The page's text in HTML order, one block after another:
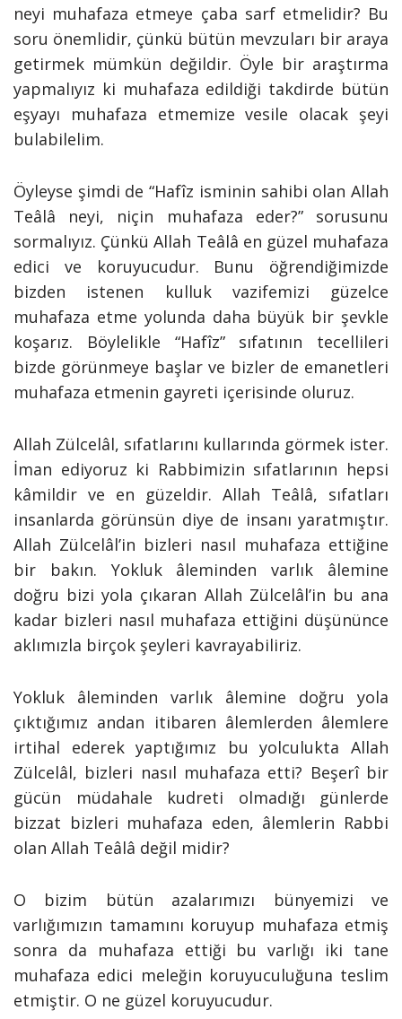
neyi muhafaza etmeye çaba sarf etmelidir? Bu
soru önemlidir, çünkü bütün mevzuları bir araya
getirmek mümkün değildir. Öyle bir araştırma
yapmalıyız ki muhafaza edildiği takdirde bütün
eşyayı muhafaza etmemize vesile olacak şeyi
bulabilelim.
Öyleyse şimdi de “Hafîz isminin sahibi olan Allah
Teâlâ neyi, niçin muhafaza eder?” sorusunu
sormalıyız. Çünkü Allah Teâlâ en güzel muhafaza
edici ve koruyucudur. Bunu öğrendiğimizde
bizden istenen kulluk vazifemizi güzelce
muhafaza etme yolunda daha büyük bir şevkle
koşarız. Böylelikle “Hafîz” sıfatının tecellileri
bizde görünmeye başlar ve bizler de emanetleri
muhafaza etmenin gayreti içerisinde oluruz.
Allah Zülcelâl, sıfatlarını kullarında görmek ister.
İman ediyoruz ki Rabbimizin sıfatlarının hepsi
kâmildir ve en güzeldir. Allah Teâlâ, sıfatları
insanlarda görünsün diye de insanı yaratmıştır.
Allah Zülcelâl’in bizleri nasıl muhafaza ettiğine
bir bakın. Yokluk âleminden varlık âlemine
doğru bizi yola çıkaran Allah Zülcelâl’in bu ana
kadar bizleri nasıl muhafaza ettiğini düşününce
aklımızla birçok şeyleri kavrayabiliriz.
Yokluk âleminden varlık âlemine doğru yola
çıktığımız andan itibaren âlemlerden âlemlere
irtihal ederek yaptığımız bu yolculukta Allah
Zülcelâl, bizleri nasıl muhafaza etti? Beşerî bir
gücün müdahale kudreti olmadığı günlerde
bizzat bizleri muhafaza eden, âlemlerin Rabbi
olan Allah Teâlâ değil midir?
O bizim bütün azalarımızı bünyemizi ve
varlığımızın tamamını koruyup muhafaza etmiş
sonra da muhafaza ettiği bu varlığı iki tane
muhafaza edici meleğin koruyuculuğuna teslim
etmiştir. O ne güzel koruyucudur.